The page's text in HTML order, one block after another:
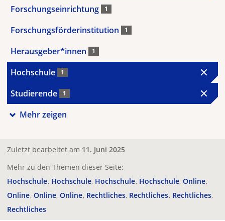
Forschungseinrichtung 1
Forschungsförderinstitution 1
Herausgeber*innen 1
Hochschule 1
Studierende 1
Mehr zeigen
Zuletzt bearbeitet am 11. Juni 2025
Mehr zu den Themen dieser Seite:
Hochschule Hochschule Hochschule Hochschule Online
Online Online Online Rechtliches Rechtliches Rechtliches
Rechtliches